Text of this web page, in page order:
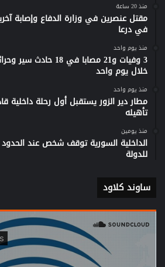
منذ 20 ساعة
مقتل عنصرين في وزارة الدفاع وإصابة
في درعا
منذ يوم واحد
3 وفيات و21 مصابا في
خلال يوم واحد
منذ يوم واحد
مطار دير الزور يستقبل أول رحلة
تأهيله
منذ يومين
الداخلية السورية توقف شخص عند الحدود
للدولة
ساوند كلاود